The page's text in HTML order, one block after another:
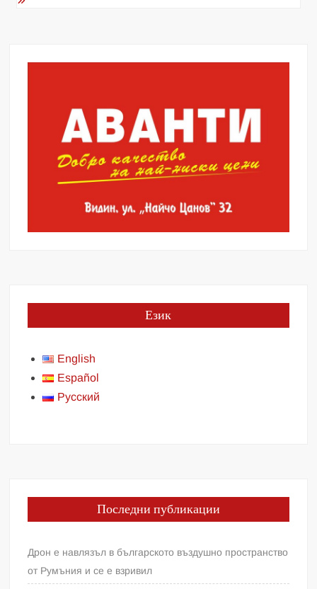
Език
English
Español
Русский
Последни публикации
Дрон е навлязъл в българското въздушно пространство
от Румъния и се е взривил